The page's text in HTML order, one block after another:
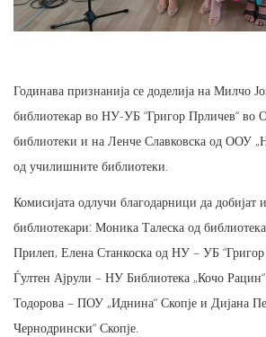
Годинава признанија се доделија на Милчо
библиотекар во НУ-УБ “Григор Прличев“ во
библиотеки и на Ленче Славковска од ООУ
од училишните библиотеки.
Комисијата одлучи благодарници да добијат
библиотекари: Моника Талеска од
Прилеп, Елена Станкоска од НУ – УБ
Ѓултен Ајрули – НУ Библиотека „Кочо
Тодорова – ПОУ „Иднина“ Скопје и Дијана
Чернодрински“ Скопје.